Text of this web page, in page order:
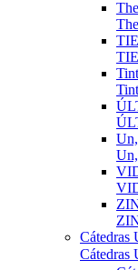
Cátedras
Cátedras